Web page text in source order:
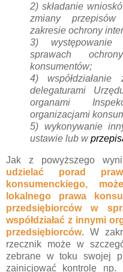
2) składanie
zmiany
zakresie ochrony
3)
sprawach
konsumentów;
4) współdziałanie
delegaturami
organami
organizacjami
5) wykonywanie
ustawie lub w
Jak z powyższego
udzielać porad
konsumenckiego,
lokalnego prawa
przedsiębiorców w
współdziałać z innymi
przedsiębiorców. W
rzecznik może w
zebrane w toku swojej
zainicjować kontrolę